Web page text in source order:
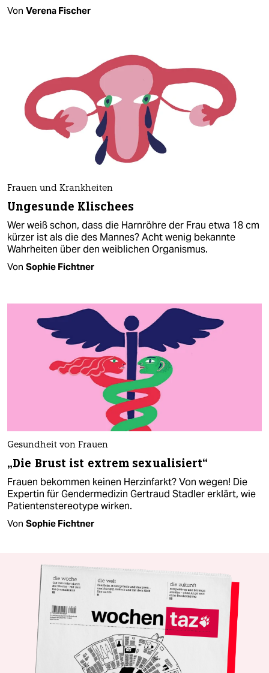
Von Verena Fischer
Frauen und Krankheiten
Ungesunde Klischees
Wer weiß schon, dass die Harnröhre der Frau etwa 18 cm
kürzer ist als die des Mannes? Acht wenig bekannte
Wahrheiten über den weiblichen Organismus.
Von Sophie Fichtner
Gesundheit von Frauen
„Die Brust ist extrem sexualisiert“
Frauen bekommen keinen Herz­infarkt? Von wegen! Die
Expertin für Gender­medizin Gertraud Stadler erklärt, wie
Patientenstereotype wirken.
Von Sophie Fichtner